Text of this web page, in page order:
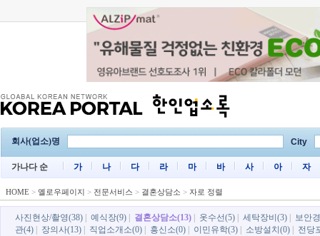
회사(업소)명 City
가나다 순 가 나 다 라 마 바 사 아 자
HOME > 옐로우페이지 > 전문서비스 > 결혼상담소 > 자로 정렬
사진현상/촬영(38) 예식장(9) 결혼상담소(13) 옷수선(5) 세탁장비(3)
보안
관(4)
장의사(13) 직업소개소(0) 흥신소(0) 이민유학(3) 소방설치(0)
전당